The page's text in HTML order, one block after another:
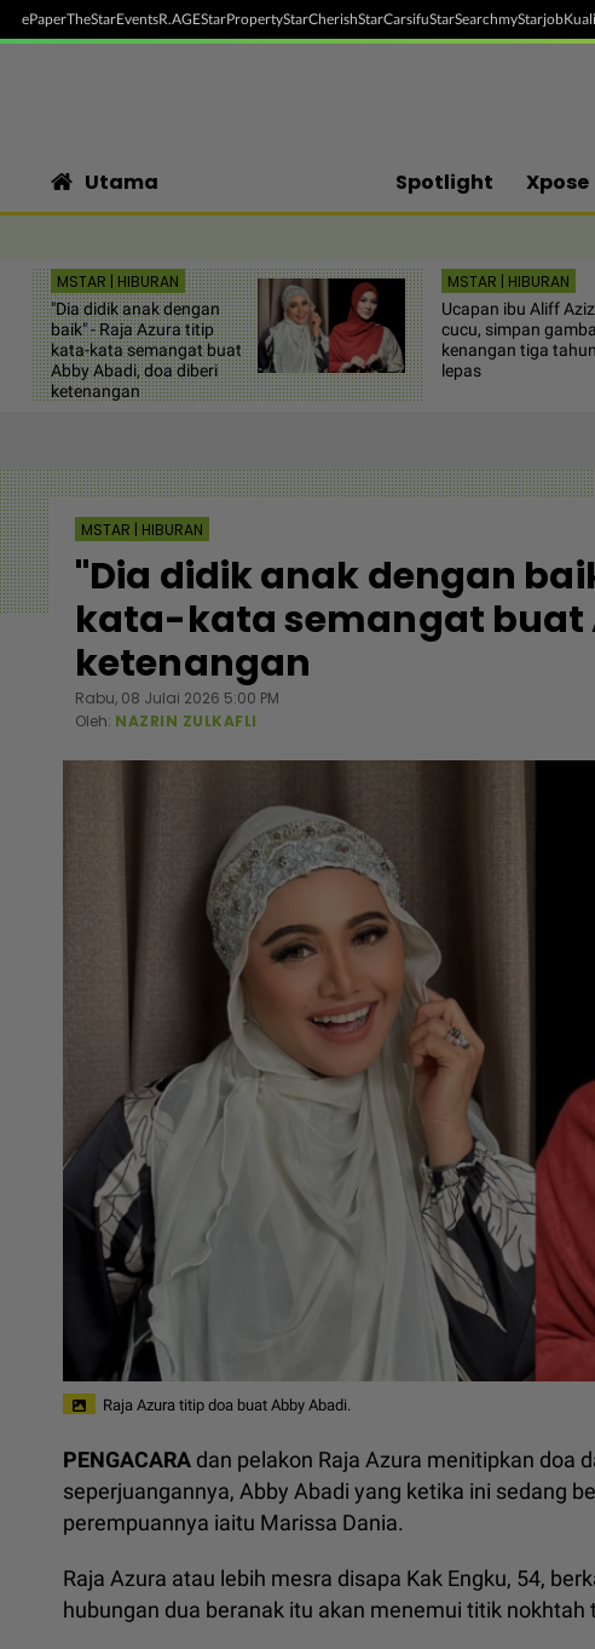
ePaperTheStarEventsR.AGEStarPropertyStarCherishStarCarsifuStarSearchmyStarjobKuali
Utama Spotlight Xpose
MSTAR | HIBURAN
"Dia didik anak dengan
baik" - Raja Azura titip
kata-kata semangat buat
Abby Abadi, doa diberi
ketenangan
MSTAR | HIBURAN
Ucapan ibu Aliff
cucu, simpan
kenangan tiga tahun
lepas
MSTAR | HIBURAN
"Dia didik anak dengan
kata-kata semangat buat
ketenangan
Rabu, 08 Julai 2026 5:00 PM
Oleh: NAZRIN ZULKAFLI
Raja Azura titip doa buat Abby Abadi.
PENGACARA dan pelakon Raja Azura menitipkan doa
seperjuangannya, Abby Abadi yang ketika ini sedang
perempuannya iaitu Marissa Dania.
Raja Azura atau lebih mesra disapa Kak Engku, 54,
hubungan dua beranak itu akan menemui titik nokhtah